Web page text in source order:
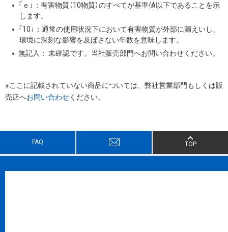
「ｅ」：有害物質（10物質）のすべてが基準値以下であることを示
します。
「10」：通常の使用状況下において有害物質が外部に漏えいし、
環境に深刻な影響を及ぼさない年数を意味します。
無記入： 未確認です。当社販売部門へお問い合わせください。
※ここに記載されていない商品については、弊社営業部門もしくは販
売店へお問い合わせください。
FAQ TOP